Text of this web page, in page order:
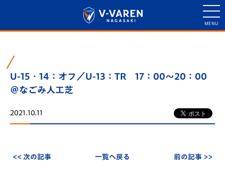
U-15・14：オフ／U-13：TR 17：00～20：00
＠なごみ人工芝
2021.10.11
<< 次の記事 一覧へ戻る 前の記事 >>